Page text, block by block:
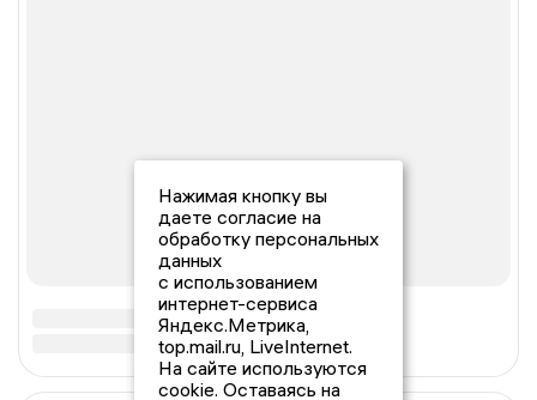
Нажимая кнопку вы
даете согласие на
обработку персональных
данных
с использованием
интернет-сервиса
Яндекс.Метрика,
top.mail.ru, LiveInternet.
На сайте используются
cookie. Оставаясь на